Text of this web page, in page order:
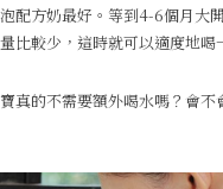
配方奶最好。等到4-6個月大
比較少，這時就可以適度地喝
真的不需要額外喝水嗎？會不